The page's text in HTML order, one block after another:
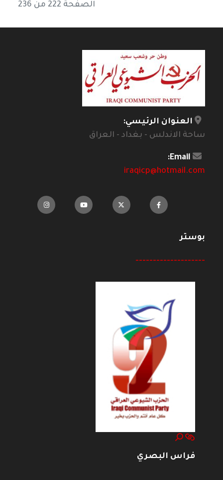
الصفحة 222 من 236
العنوان الرئيسي:
ساحة الاندلس - بغداد - العراق
Email:
iraqicp@hotmail.com
بوستر
--------------------
فراس البصري